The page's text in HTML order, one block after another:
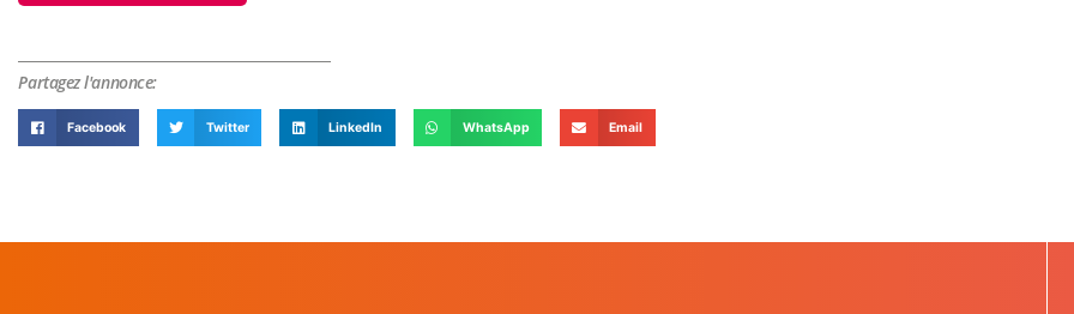
Partagez l'annonce:
Facebook Twitter LinkedIn WhatsApp Email